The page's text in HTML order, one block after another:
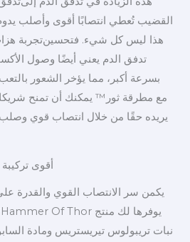
القضيب تُعطي انتصابًا أقوى وأصلب
تجربةهذا ليس كل شيء. فتحسين
تدفق الدم يعني أيضًا وصول
بسرعة أكبر، مما يؤخر الشعور
مع مطرقة ثور™ يمكنك أن تمنح
يريده حقًا من خلال انتصاب قوي
أقوى
يكمن سر الانتصاب القوي والقدرة